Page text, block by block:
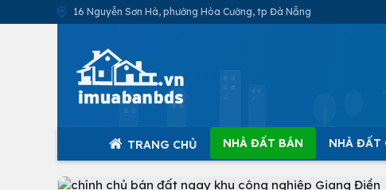
16 Nguyễn Sơn Hà, phường Hòa Cường, tp Đà Nẵng
TRANG CHỦ NHÀ ĐẤT BÁN NHÀ ĐẤT